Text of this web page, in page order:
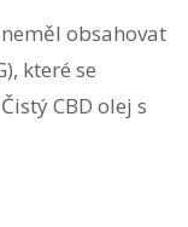
obsahovat
které se
CBD olej s